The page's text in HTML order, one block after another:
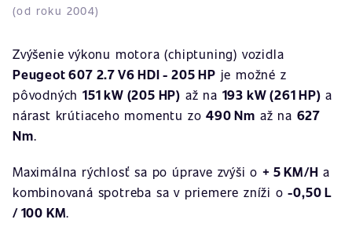
(od roku 2004)
Zvýšenie výkonu motora (chiptuning) vozidla
Peugeot 607 2.7 V6 HDI - 205 HP je možné z
pôvodných 151 kW (205 HP) až na 193 kW (261 HP) a
nárast krútiaceho momentu zo490 Nm až na 627
Nm.
Maximálna rýchlosť sa po úprave zvýši o + 5 KM/H a
kombinovaná spotreba sa v priemere zníži o-0,50 L
/ 100 KM.